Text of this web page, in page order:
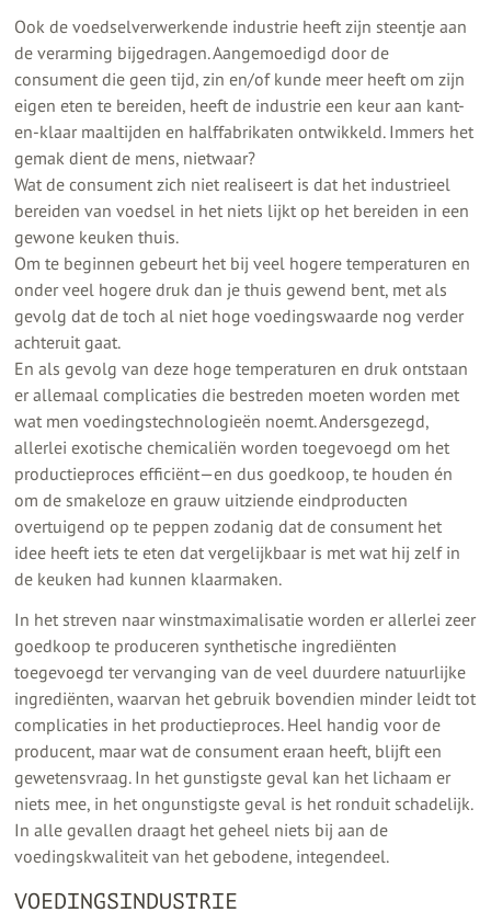
Ook de voedselverwerkende industrie heeft zijn steentje aan
de verarming bijgedragen. Aangemoedigd door de
consument die geen tijd, zin en/of kunde meer heeft om zijn
eigen eten te bereiden, heeft de industrie een keur aan kant-
en-klaar maaltijden en halffabrikaten ontwikkeld. Immers het
gemak dient de mens, nietwaar?
Wat de consument zich niet realiseert is dat het industrieel
bereiden van voedsel in het niets lijkt op het bereiden in een
gewone keuken thuis.
Om te beginnen gebeurt het bij veel hogere temperaturen en
onder veel hogere druk dan je thuis gewend bent, met als
gevolg dat de toch al niet hoge voedingswaarde nog verder
achteruit gaat.
En als gevolg van deze hoge temperaturen en druk ontstaan
er allemaal complicaties die bestreden moeten worden met
wat men voedingstechnologieën noemt. Andersgezegd,
allerlei exotische chemicaliën worden toegevoegd om het
productieproces efficiënt — en dus goedkoop, te houden én
om de smakeloze en grauw uitziende eindproducten
overtuigend op te peppen zodanig dat de consument het
idee heeft iets te eten dat vergelijkbaar is met wat hij zelf in
de keuken had kunnen klaarmaken.
In het streven naar winstmaximalisatie worden er allerlei zeer
goedkoop te produceren synthetische ingrediënten
toegevoegd ter vervanging van de veel duurdere natuurlijke
ingrediënten, waarvan het gebruik bovendien minder leidt tot
complicaties in het productieproces. Heel handig voor de
producent, maar wat de consument eraan heeft, blijft een
gewetensvraag. In het gunstigste geval kan het lichaam er
niets mee, in het ongunstigste geval is het ronduit schadelijk.
In alle gevallen draagt het geheel niets bij aan de
voedingskwaliteit van het gebodene, integendeel.
VOEDINGSINDUSTRIE